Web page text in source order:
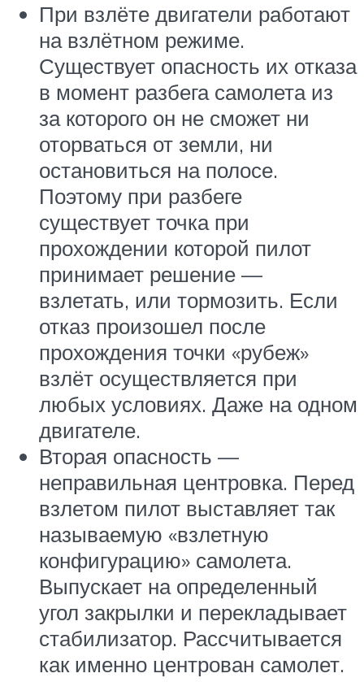
При взлёте двигатели работают
на взлётном режиме.
Существует опасность их отказа
в момент разбега самолета из
за которого он не сможет ни
оторваться от земли, ни
остановиться на полосе.
Поэтому при разбеге
существует точка при
прохождении которой пилот
принимает решение —
взлетать, или тормозить. Если
отказ произошел после
прохождения точки «рубеж»
взлёт осуществляется при
любых условиях. Даже на одном
двигателе.
Вторая опасность —
неправильная центровка. Перед
взлетом пилот выставляет так
называемую «взлетную
конфигурацию» самолета.
Выпускает на определенный
угол закрылки и перекладывает
стабилизатор. Рассчитывается
как именно центрован самолет.